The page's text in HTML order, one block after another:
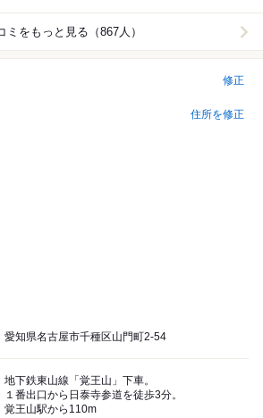
ミをもっと見る（867人）
修正
住所を修正
愛知県名古屋市千種区山門町2-54
地下鉄東山線「覚王山」下車。
１番出口から日泰寺参道を徒歩3分。
覚王山駅から110m